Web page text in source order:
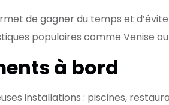
de gagner du temps et
populaires comme Venise ou
à bord
installations : piscines,